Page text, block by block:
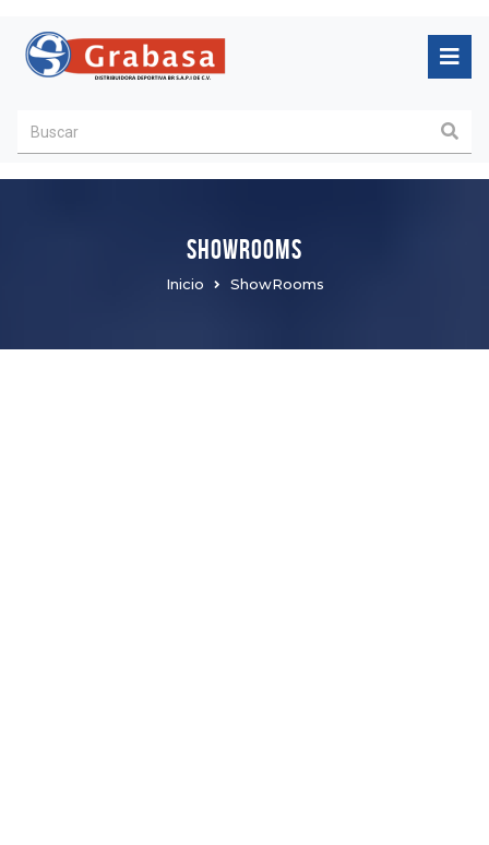
SHOWROOMS
Inicio ShowRooms